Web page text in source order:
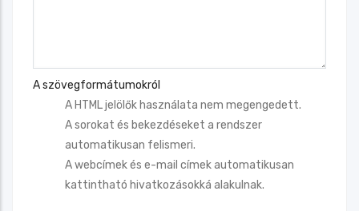
A szövegformátumokról
A HTML jelölők használata nem megengedett.
A sorokat és bekezdéseket a rendszer
automatikusan felismeri.
A webcímek és e-mail címek automatikusan
kattintható hivatkozásokká alakulnak.